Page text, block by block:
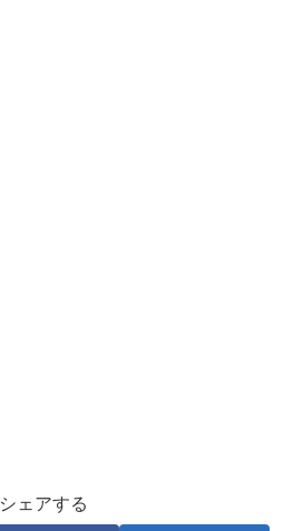
シェアする